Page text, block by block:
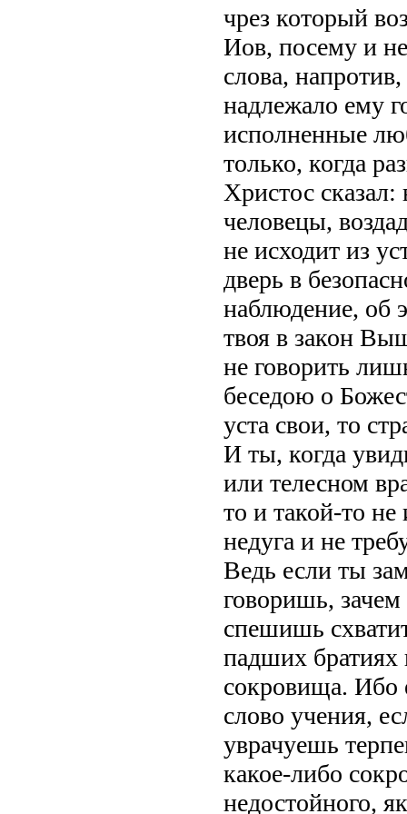
чрез который
Иов, посему и
слова,
надлежало ему
исполненные
только, когда
Христос сказал:
человецы,
не исходит из
дверь в
наблюдение, об
твоя в закон
не говорить
беседою о
уста свои, то
И ты, когда
или телесном
то и такой-то не
недуга и не
Ведь если ты
говоришь, зачем
спешишь
падших братиях
сокровища. Ибо
слово учения,
уврачуешь
какое-либо
недостойного,